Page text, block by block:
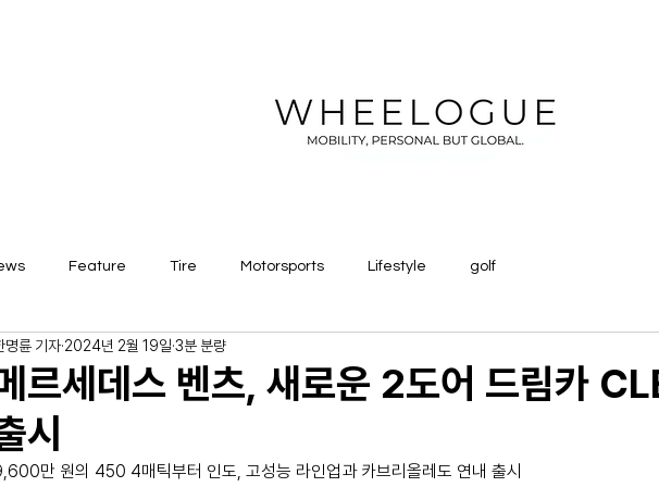
Feature Tire Motorsports Lifestyle golf
르세데스 벤츠, 새로운 2도어 드림카
시
명륜 기자 2024년 2월 19일 3분 분량
만 원의 450 4매틱부터 인도, 고성능 라인업과 카브리올레도 연내 출시